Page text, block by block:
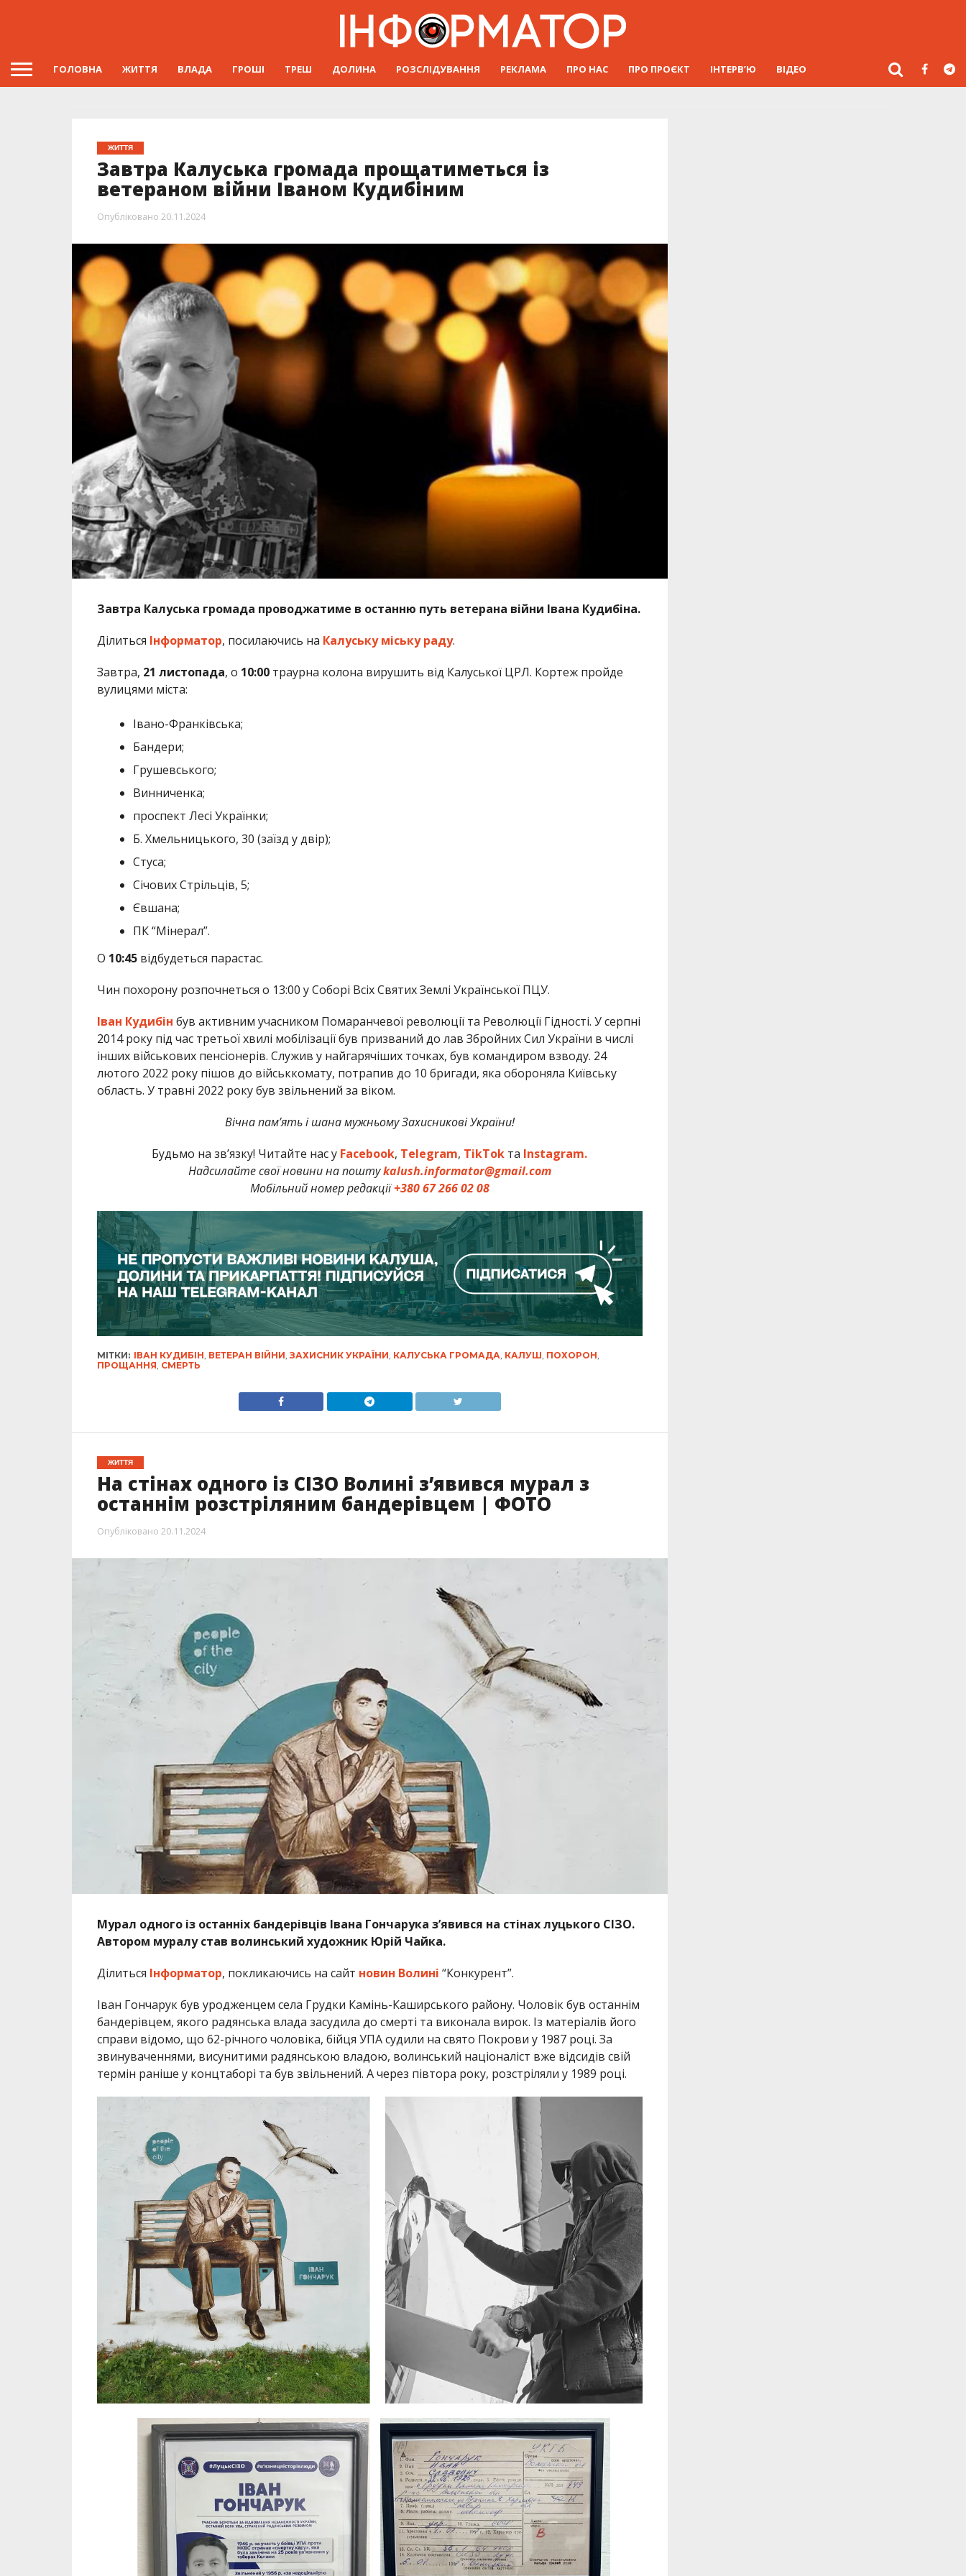
ГОЛОВНА ЖИТТЯ ВЛАДА ГРОШІ ТРЕШ ДОЛИНА РОЗСЛІДУВАННЯ РЕКЛАМА ПРО НАС ПРО ПРОЄКТ ІНТЕРВ’Ю ВІДЕО
ЖИТТЯ
Завтра Калуська громада прощатиметься із
ветераном війни Іваном Кудибіним
Опубліковано 20.11.2024
Завтра Калуська громада проводжатиме в останню путь ветерана війни Івана Кудибіна.
Ділиться Інформатор, посилаючись на Калуську міську раду.
Завтра, 21 листопада, о 10:00траурна колона вирушить від Калуської ЦРЛ. Кортеж пройде
вулицями міста:
Івано-Франківська;
Бандери;
Грушевського;
Винниченка;
проспект Лесі Українки;
Б. Хмельницького, 30 (заїзд у двір);
Стуса;
Січових Стрільців, 5;
Євшана;
ПК “Мінерал”.
О 10:45відбудеться парастас.
Чин похорону розпочнеться о 13:00 у Соборі Всіх Святих Землі Української ПЦУ.
Іван Кудибін був активним учасником Помаранчевої революції та Революції Гідності. У серпні
2014 року під час третьої хвилі мобілізації був призваний до лав Збройних Сил України в числі
інших військових пенсіонерів. Служив у найгарячіших точках, був командиром взводу. 24
лютого 2022 року пішов до військкомату, потрапив до 10 бригади, яка обороняла Київську
область. У травні 2022 року був звільнений за віком.
Вічна пам’ять і шана мужньому Захисникові України!
Будьмо на зв’язку! Читайте нас у Facebook, Telegram, TikTok та Instagram.
Надсилайте свої новини на поштуkalush.informator@gmail.com
Мобільний номер редакції+380 67 266 02 08
МІТКИ: ІВАН КУДИБІН, ВЕТЕРАН ВІЙНИ, ЗАХИСНИК УКРАЇНИ, КАЛУСЬКА ГРОМАДА, КАЛУШ, ПОХОРОН,
ПРОЩАННЯ, СМЕРТЬ
ЖИТТЯ
На стінах одного із СІЗО Волині зʼявився мурал з
останнім розстріляним бандерівцем | ФОТО
Опубліковано 20.11.2024
Мурал одного із останніх бандерівців Івана Гончарука з’явився на стінах луцького СІЗО.
Автором муралу став волинський художник Юрій Чайка.
Ділиться Інформатор, покликаючись на сайт новин Волині “Конкурент”.
Іван Гончарук був уродженцем села Грудки Камінь-Каширського району. Чоловік був останнім
бандерівцем, якого радянська влада засудила до смерті та виконала вирок. Із матеріалів його
справи відомо, що 62-річного чоловіка, бійця УПА судили на свято Покрови у 1987 році. За
звинуваченнями, висунитими радянською владою, волинський націоналіст вже відсидів свій
термін раніше у концтаборі та був звільнений. А через півтора року, розстріляли у 1989 році.